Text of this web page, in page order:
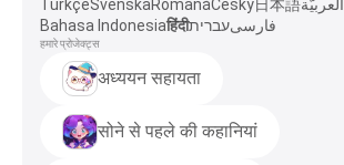
TürkçeSvenskaRomânăČesky日本語العربيّة
Bahasa Indonesiaहिंदीעבריתفارسی
हमारे प्रोजेक्ट्स
अध्ययन सहायता
सोने से पहले की कहानियां